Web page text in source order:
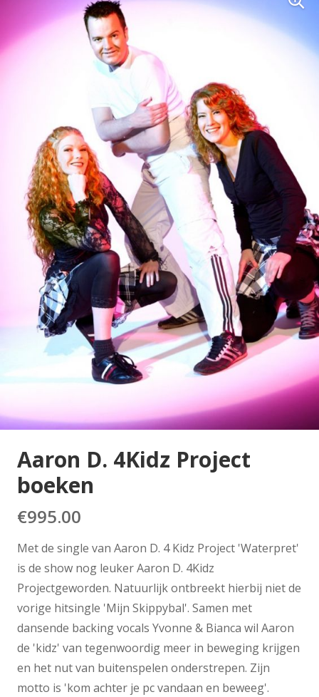
Aaron D. 4Kidz Project
boeken
€995.00
Met de single van Aaron D. 4 Kidz Project 'Waterpret'
is de show nog leuker Aaron D. 4Kidz
Projectgeworden. Natuurlijk ontbreekt hierbij niet de
vorige hitsingle 'Mijn Skippybal'. Samen met
dansende backing vocals Yvonne & Bianca wil Aaron
de 'kidz' van tegenwoordig meer in beweging krijgen
en het nut van buitenspelen onderstrepen. Zijn
motto is 'kom achter je pc vandaan en beweeg'.